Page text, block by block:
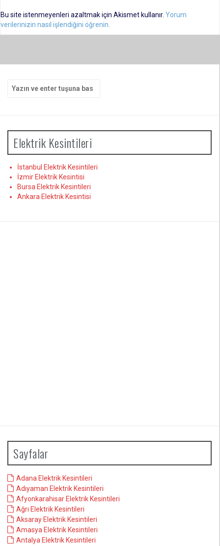
Bu site istenmeyenleri azaltmak için Akismet kullanır. Yorum
verilerinizin nasıl işlendiğini öğrenin.
yap:
Elektrik Kesintileri
İstanbul Elektrik Kesintileri
İzmir Elektrik Kesintisi
Bursa Elektrik Kesintileri
Ankara Elektrik Kesintisi
Sayfalar
Adana Elektrik Kesintileri
Adıyaman Elektrik Kesintileri
Afyonkarahisar Elektrik Kesintileri
Ağrı Elektrik Kesintileri
Aksaray Elektrik Kesintileri
Amasya Elektrik Kesintileri
Antalya Elektrik Kesintileri